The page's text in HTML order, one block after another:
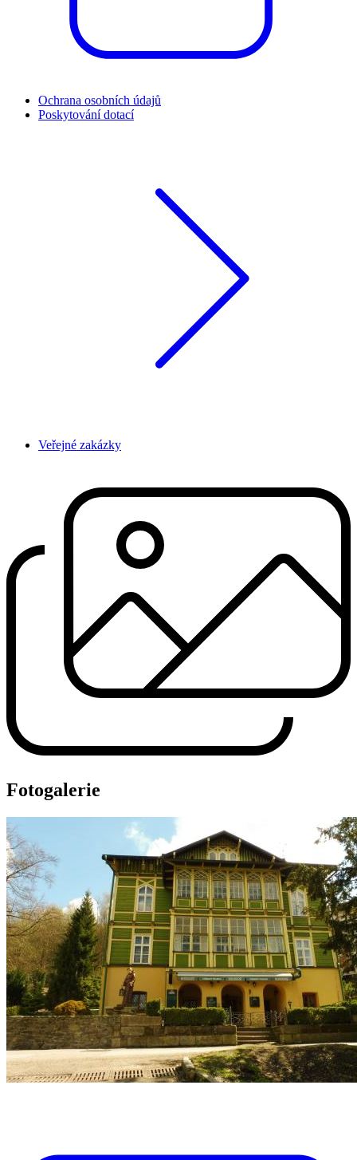
Ochrana osobních údajů
Poskytování dotací
Veřejné zakázky
Fotogalerie